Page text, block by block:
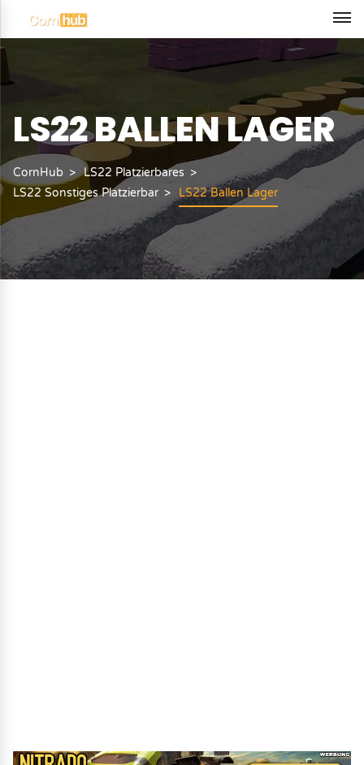
LS22 BALLEN LAGER
CornHub
LS22 Platzierbares
LS22 Sonstiges Platzierbar
LS22 Ballen Lager